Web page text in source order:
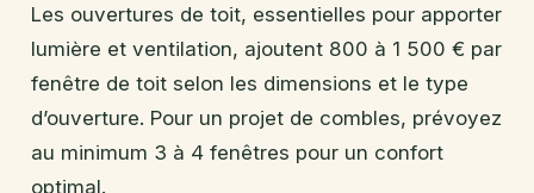
Les ouvertures de toit, essentielles pour apporter
lumière et ventilation, ajoutent 800 à 1 500 € par
fenêtre de toit selon les dimensions et le type
d’ouverture. Pour un projet de combles, prévoyez
au minimum 3 à 4 fenêtres pour un confort
optimal.